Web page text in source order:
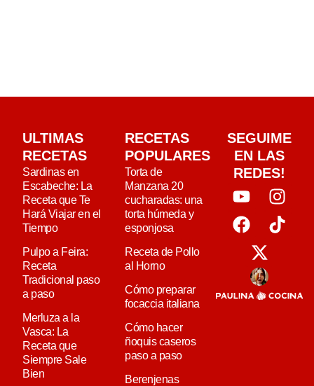
ULTIMAS
RECETAS
Sardinas en
Escabeche: La
Receta que Te
Hará Viajar en el
Tiempo
Pulpo a Feira:
Receta
Tradicional paso
a paso
Merluza a la
Vasca: La
Receta que
Siempre Sale
Bien
RECETAS
POPULARES
Torta de
Manzana 20
cucharadas: una
torta húmeda y
esponjosa
Receta de Pollo
al Horno
Cómo preparar
focaccia italiana
Cómo hacer
ñoquis caseros
paso a paso
Berenjenas
SEGUIME
EN LAS
REDES!